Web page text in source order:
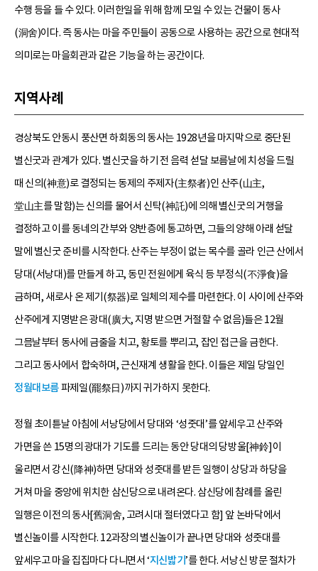
수행 등을 들 수 있다. 이러한일을 위해 함께 모일 수 있는 건물이 동사
(洞舍)이다. 즉 동사는 마을 주민들이 공동으로 사용하는 공간으로 현대적
의미로는 마을회관과 같은 기능을 하는 공간이다.
지역사례
경상북도 안동시 풍산면 하회동의 동사는 1928년을 마지막으로 중단된
별신굿과 관계가 있다. 별신굿을 하기 전 음력 섣달 보름날에 치성을 드릴
때 신의(神意)로 결정되는 동제의 주제자(主祭者)인 산주(山主,
堂山主를 말함)는 신의를 물어서 신탁(神託)에 의해 별신굿의 거행을
결정하고 이를 동네의 간부와 양반층에 통고하면, 그들의 양해 아래 섣달
말에 별신굿 준비를 시작한다. 산주는 부정이 없는 목수를 골라 인근 산에서
당대(서낭대)를 만들게 하고, 동민 전원에게 육식 등 부정식(不淨食)을
금하며, 새로사 온 제기(祭器)로 일체의 제수를 마련한다. 이 사이에 산주와
산주에게 지명받은 광대(廣大, 지명 받으면 거절할 수 없음)들은 12월
그믐날부터 동사에 금줄을 치고, 황토를 뿌리고, 잡인 접근을 금한다.
그리고 동사에서 합숙하며, 근신재계 생활을 한다. 이들은 제일 당일인
정월대보름파제일(罷祭日)까지 귀가하지 못한다.
정월 초이튿날 아침에 서낭당에서 당대와 ‘성줏대’를 앞세우고 산주와
가면을 쓴 15명의 광대가 기도를 드리는 동안 당대의 당방울[神鈴]이
울리면서 강신(降神)하면 당대와 성줏대를 받든 일행이 상당과 하당을
거쳐 마을 중앙에 위치한 삼신당으로 내려온다. 삼신당에 참례를 올린
일행은 이전의 동사[舊洞舍, 고려시대 절터였다고 함] 앞 논바닥에서
별신놀이를 시작한다. 12과장의 별신놀이가 끝나면 당대와 성줏대를
앞세우고 마을 집집마다 다니면서 ‘지신밟기’를 한다. 서낭신 방문 절차가